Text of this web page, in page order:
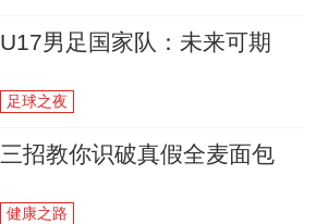
U17男足国家队：未来可期
足球之夜
三招教你识破真假全麦面包
健康之路